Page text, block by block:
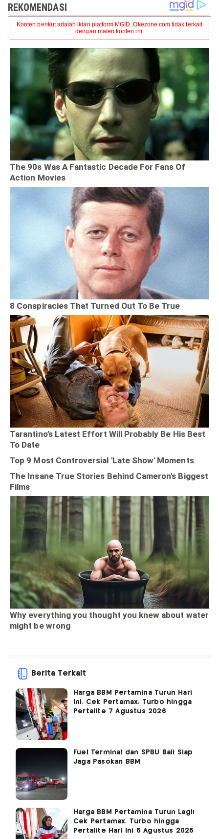
Berita Terkait
Harga BBM Pertamina Turun Hari
Ini, Cek Pertamax, Turbo hingga
Pertalite 7 Agustus 2026
Fuel Terminal dan SPBU Bali Siap
Jaga Pasokan BBM
Harga BBM Pertamina Turun Lagi!
Cek Pertamax, Turbo hingga
Pertalite Hari Ini 6 Agustus 2026